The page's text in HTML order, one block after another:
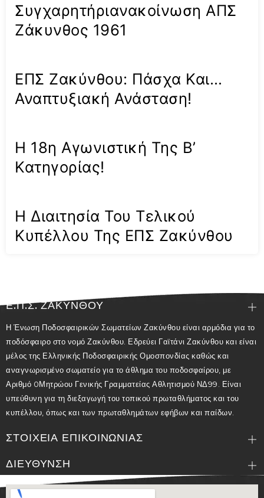
Συγχαρητήριανακοίνωση ΑΠΣ
Ζάκυνθος 1961
ΕΠΣ Ζακύνθου: Πάσχα Και…
Αναπτυξιακή Ανάσταση!
Η 18η Αγωνιστική Της Β’
Κατηγορίας!
Η Διαιτησία Του Τελικού
Κυπέλλου Της ΕΠΣ Ζακύνθου
Ε.Π.Σ. ΖΑΚΥΝΘΟΥ
Η Ένωση Ποδοσφαιρικών Σωματείων Ζακύνθου είναι αρμόδια για το
ποδόσφαιρο στο νομό Ζακύνθου. Εδρεύει Γαϊτάνι Ζακύνθου και είναι
μέλος της Ελληνικής Ποδοσφαιρικής Ομοσπονδίας καθώς και
αναγνωρισμένο σωματείο για το άθλημα του ποδοσφαίρου, με
Αριθμό 0Μητρώου Γενικής Γραμματείας Αθλητισμού ΝΔ99. Είναι
υπεύθυνη για τη διεξαγωγή του τοπικού πρωταθλήματος και του
κυπέλλου, όπως και των πρωταθλημάτων εφήβων και παίδων.
ΣΤΟΙΧΕΙΑ ΕΠΙΚΟΙΝΩΝΙΑΣ
ΔΙΕΥΘΥΝΣΗ